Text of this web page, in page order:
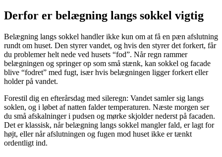
Derfor er belægning langs sokkel vigtig
Belægning langs sokkel handler ikke kun om at få en pæn afslutning
rundt om huset. Den styrer vandet, og hvis den styrer det forkert, får
du problemer helt nede ved husets “fod”. Når regn rammer
belægningen og springer op som små stænk, kan sokkel og facade
blive “fodret” med fugt, især hvis belægningen ligger forkert eller
holder på vandet.
Forestil dig en efterårsdag med sileregn: Vandet samler sig langs
soklen, og i løbet af natten falder temperaturen. Næste morgen ser
du små afskalninger i pudsen og mørke skjolder nederst på facaden.
Det er klassisk, når belægning langs sokkel mangler fald, er lagt for
højt, eller når afslutningen og fugen mod huset ikke er tænkt
ordentligt ind.